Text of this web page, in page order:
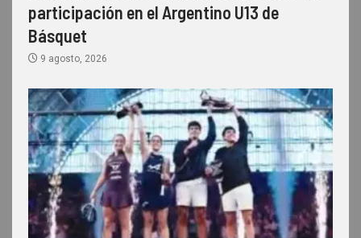
participación en el Argentino U13 de
Básquet
9 agosto, 2026